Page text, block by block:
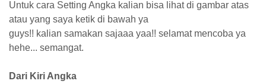
Untuk cara Setting Angka kalian bisa lihat di gambar atas
atau yang saya ketik di bawah ya
guys!! kalian samakan sajaaa yaa!! selamat mencoba ya
hehe... semangat.
Dari Kiri Angka